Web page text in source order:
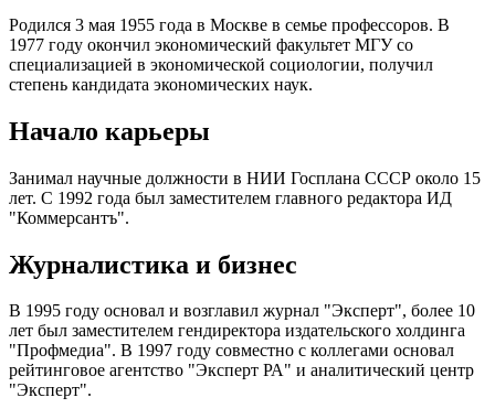
Родился 3 мая 1955 года в Москве в семье профессоров. В
1977 году окончил экономический факультет МГУ со
специализацией в экономической социологии, получил
степень кандидата экономических наук.
Начало карьеры
Занимал научные должности в НИИ Госплана СССР около 15
лет. С 1992 года был заместителем главного редактора ИД
"Коммерсантъ".
Журналистика и бизнес
В 1995 году основал и возглавил журнал "Эксперт", более 10
лет был заместителем гендиректора издательского холдинга
"Профмедиа". В 1997 году совместно с коллегами основал
рейтинговое агентство "Эксперт РА" и аналитический центр
"Эксперт".